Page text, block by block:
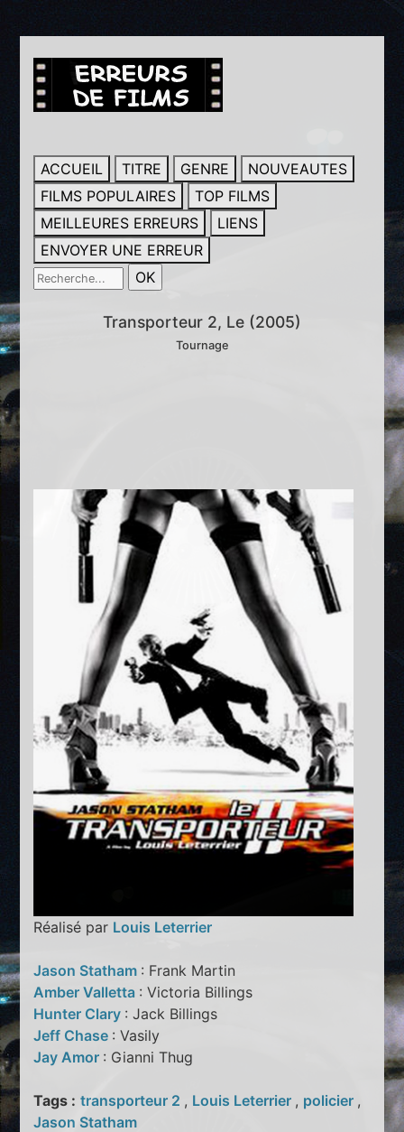
ACCUEIL TITRE GENRE
NOUVEAUTES
FILMS POPULAIRES
TOP FILMS
MEILLEURES ERREURS
LIENS
ENVOYER UNE ERREUR
Transporteur 2, Le (2005)
Tournage
Réalisé par Louis Leterrier
Jason Statham : Frank Martin
Amber Valletta : Victoria Billings
Hunter Clary : Jack Billings
Jeff Chase : Vasily
Jay Amor : Gianni Thug
Tags : transporteur 2 , Louis Leterrier , policier ,
Jason Statham